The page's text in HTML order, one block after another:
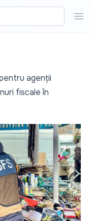
agenții
fiscale în